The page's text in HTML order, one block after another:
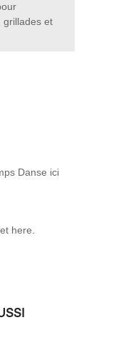
grillades et
Danse ici
here.